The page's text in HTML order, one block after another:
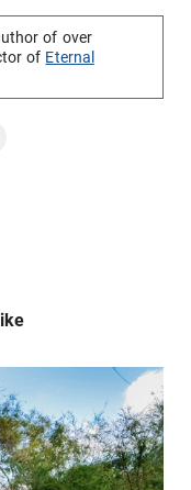
of over
of Eternal